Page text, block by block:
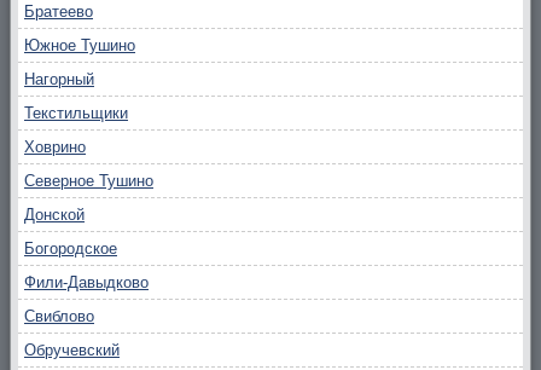
Братеево
Южное Тушино
Нагорный
Текстильщики
Ховрино
Северное Тушино
Донской
Богородское
Фили-Давыдково
Свиблово
Обручевский